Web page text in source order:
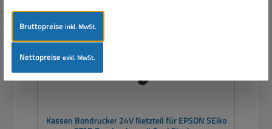
Kassen Bondrucker 24V Netzteil für EPSON SEiko
Bruttopreiseinkl. MwSt.
Nettopreiseexkl. MwSt.